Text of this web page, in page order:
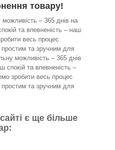
товару!
– 365 днів на
та впевненість – наш
весь процес
та зручним для
можливість – 365 днів
спокій та впевненість –
зробити весь процес
та зручним для
є ще більше